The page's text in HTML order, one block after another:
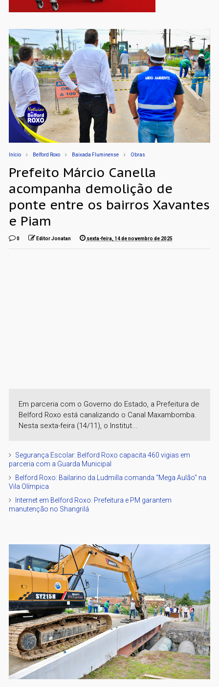
Início Belford Roxo Baixada Fluminense Obras
Prefeito Márcio Canella
acompanha demolição de
ponte entre os bairros Xavantes
e Piam
0 Editor Jonatan sexta-feira, 14 de novembro de 2025
Em parceria com o Governo do Estado, a Prefeitura de
Belford Roxo está canalizando o Canal Maxambomba.
Nesta sexta-feira (14/11), o Institut...
Segurança Escolar: Belford Roxo capacita 460 vigias em
parceria com a Guarda Municipal
Belford Roxo: Bailarino da Ludmilla comanda "Mega Aulão" na
Vila Olímpica
Internet em Belford Roxo: Prefeitura e PM garantem
manutenção no Shangrilá